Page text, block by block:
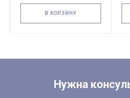
В КОРЗИНУ
Нужна